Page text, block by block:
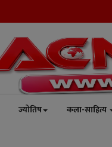
ज्योतिष कला-साहित्य